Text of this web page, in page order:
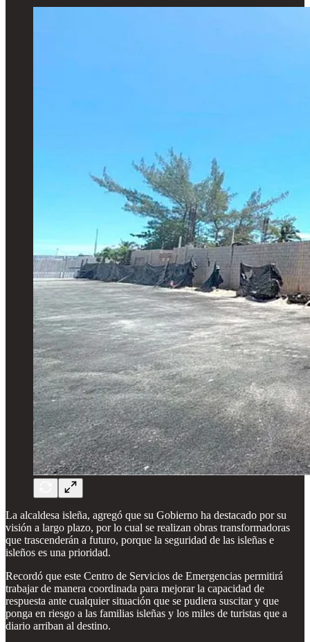
La alcaldesa isleña, agregó que su Gobierno ha destacado por su
visión a largo plazo, por lo cual se realizan obras transformadoras
que trascenderán a futuro, porque la seguridad de las isleñas e
isleños es una prioridad.
Recordó que este Centro de Servicios de Emergencias permitirá
trabajar de manera coordinada para mejorar la capacidad de
respuesta ante cualquier situación que se pudiera suscitar y que
ponga en riesgo a las familias isleñas y los miles de turistas que a
diario arriban al destino.